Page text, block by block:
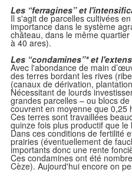
Les “ferragines” et
Il s'agit de parcelles cultivées
importance dans le système
château, dans le même
à 40 ares).
Les “condamines”* et
Avec l'abondance de main
des terres bordant les rives
(canaux de dérivation,
Nécessitant de lourds
grandes parcelles – ou blocs
couvrent en moyenne que 0,25
Ces terres sont travaillées
quinze fois plus productif que
Dans ces conditions de fertilité
prairies (éventuellement de
importants donc une rente
Ces condamines ont été
Cèze). Aujourd'hui encore on